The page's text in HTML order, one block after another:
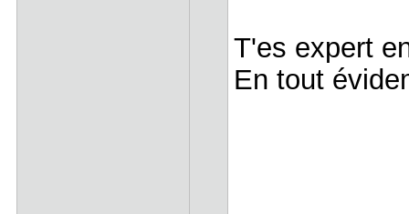
T'es expert
En tout